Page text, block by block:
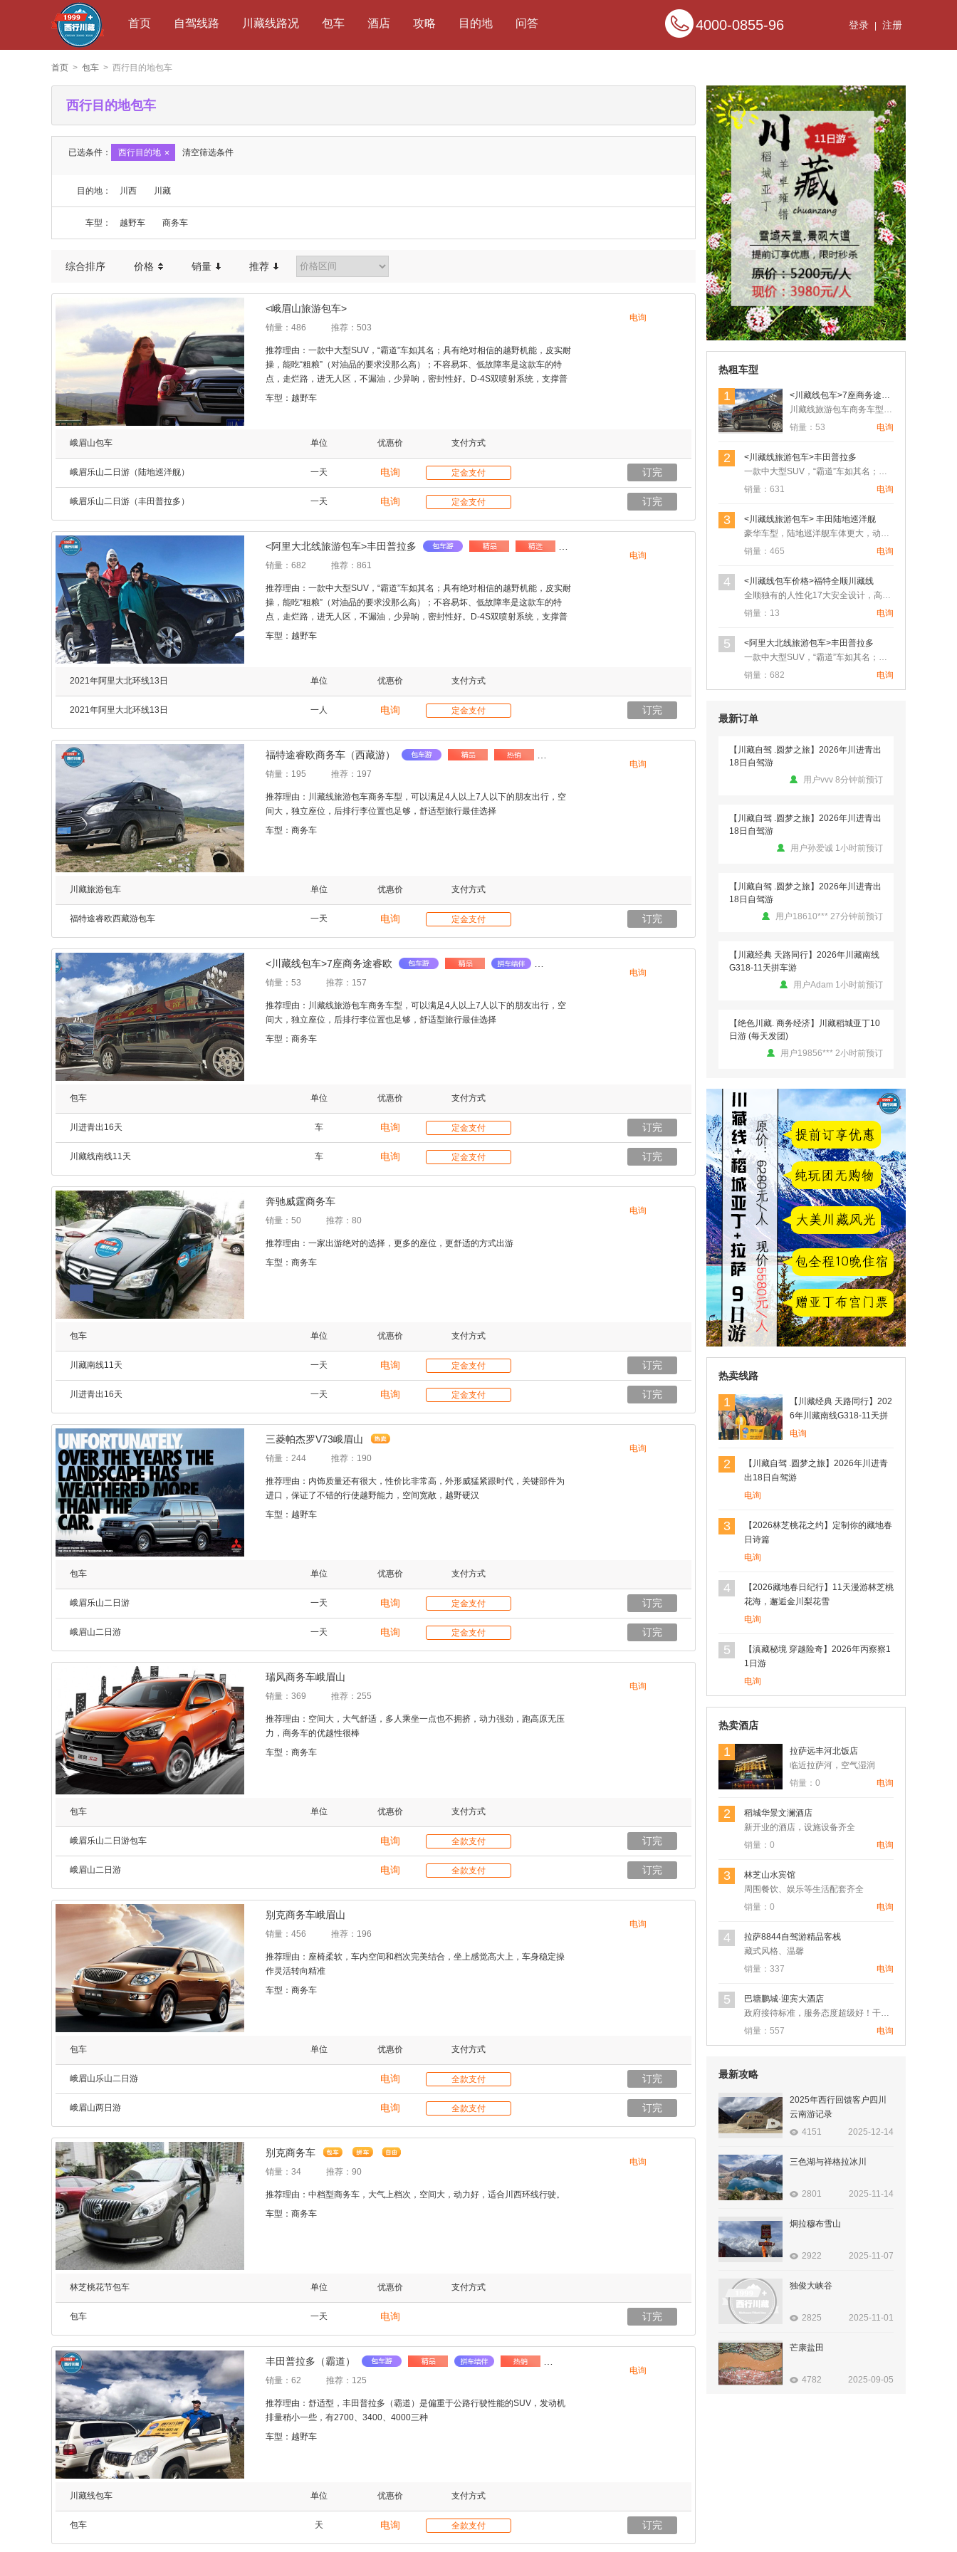
首页 自驾线路 川藏线路况 包车 酒店 攻略 目的地 问答 4000-0855-96 登录 注册
首页 > 包车 > 西行目的地包车
西行目的地包车
已选条件： 西行目的地 清空筛选条件
目的地： 川西 川藏
车型： 越野车 商务车
综合排序 价格 销量 推荐
<峨眉山旅游包车>
销量：486 推荐：503
推荐理由：一款中大型SUV，“霸道”车如其名；具有绝对相信的越野机能，皮实耐
操，能吃“粗粮”（对油品的要求没那么高）；不容易坏、低故障率是这款车的特
点，走烂路，进无人区，不漏油，少异响，密封性好。D-4S双喷射系统，支撑普
拉多踏平各种艰险路况的全时四驱；外观霸气，在川藏线上驾驶如履平地；轴距
车型：越野车
电询
峨眉山包车 单位 优惠价 支付方式
峨眉乐山二日游（陆地巡洋舰） 一天 电询 定金支付 订完
峨眉乐山二日游（丰田普拉多） 一天 电询 定金支付 订完
<阿里大北线旅游包车>丰田普拉多
销量：682 推荐：861
推荐理由：一款中大型SUV，“霸道”车如其名；具有绝对相信的越野机能，皮实耐
操，能吃“粗粮”（对油品的要求没那么高）；不容易坏、低故障率是这款车的特
点，走烂路，进无人区，不漏油，少异响，密封性好。D-4S双喷射系统，支撑普
拉多踏平各种艰险路况的全时四驱；外观霸气，在川藏线上驾驶如履平地；轴距
车型：越野车
电询
2021年阿里大北环线13日 单位 优惠价 支付方式
2021年阿里大北环线13日 一人 电询 定金支付 订完
福特途睿欧商务车（西藏游）
销量：195 推荐：197
推荐理由：川藏线旅游包车商务车型，可以满足4人以上7人以下的朋友出行，空
间大，独立座位，后排行李位置也足够，舒适型旅行最佳选择
车型：商务车
电询
川藏旅游包车 单位 优惠价 支付方式
福特途睿欧西藏游包车 一天 电询 定金支付 订完
<川藏线包车>7座商务途睿欧
销量：53 推荐：157
推荐理由：川藏线旅游包车商务车型，可以满足4人以上7人以下的朋友出行，空
间大，独立座位，后排行李位置也足够，舒适型旅行最佳选择
车型：商务车
电询
包车 单位 优惠价 支付方式
川进青出16天 车 电询 定金支付 订完
川藏线南线11天 车 电询 定金支付 订完
奔驰威霆商务车
销量：50 推荐：80
推荐理由：一家出游绝对的选择，更多的座位，更舒适的方式出游
车型：商务车
电询
包车 单位 优惠价 支付方式
川藏南线11天 一天 电询 定金支付 订完
川进青出16天 一天 电询 定金支付 订完
三菱帕杰罗V73峨眉山
销量：244 推荐：190
推荐理由：内饰质量还有很大，性价比非常高，外形威猛紧跟时代，关键部件为
进口，保证了不错的行使越野能力，空间宽敞，越野硬汉
车型：越野车
电询
包车 单位 优惠价 支付方式
峨眉乐山二日游 一天 电询 定金支付 订完
峨眉山二日游 一天 电询 定金支付 订完
瑞风商务车峨眉山
销量：369 推荐：255
推荐理由：空间大，大气舒适，多人乘坐一点也不拥挤，动力强劲，跑高原无压
力，商务车的优越性很棒
车型：商务车
电询
包车 单位 优惠价 支付方式
峨眉乐山二日游包车 电询 全款支付 订完
峨眉山二日游 电询 全款支付 订完
别克商务车峨眉山
销量：456 推荐：196
推荐理由：座椅柔软，车内空间和档次完美结合，坐上感觉高大上，车身稳定操
作灵活转向精准
车型：商务车
电询
包车 单位 优惠价 支付方式
峨眉山乐山二日游 电询 全款支付 订完
峨眉山两日游 电询 全款支付 订完
别克商务车
销量：34 推荐：90
推荐理由：中档型商务车，大气上档次，空间大，动力好，适合川西环线行驶。
车型：商务车
电询
林芝桃花节包车 单位 优惠价 支付方式
包车 一天 电询 订完
丰田普拉多（霸道）
销量：62 推荐：125
推荐理由：舒适型，丰田普拉多（霸道）是偏重于公路行驶性能的SUV，发动机
排量稍小一些，有2700、3400、4000三种
车型：越野车
电询
川藏线包车 单位 优惠价 支付方式
包车 天 电询 全款支付 订完
热租车型
1
<川藏线包车>7座商务途睿欧
川藏线旅游包车商务车型，可以满足4人以上7人以下的朋友出行，…
销量：53
电询
2
<川藏线旅游包车>丰田普拉多
一款中大型SUV，“霸道”车如其名；具有绝对相信的越野机能，…
销量：631
电询
3
<川藏线旅游包车> 丰田陆地巡洋舰
豪华车型，陆地巡洋舰车体更大，动力更大，发动机分4500L6…
销量：465
电询
4
<川藏线包车价格>福特全顺川藏线
全顺独有的人性化17大安全设计，高品质、大空间的灵活组合和上…
销量：13
电询
5
<阿里大北线旅游包车>丰田普拉多
一款中大型SUV，“霸道”车如其名；具有绝对相信的越野机能，…
销量：682
电询
最新订单
G318-11天拼车游
用户Adam 1小时前预订
日游 (每天发团)
用户19856*** 2小时前预订
【川藏经典 天路同行】2026年川藏南线
G318-11天拼车游
用户ww 1小时前预订
18日自驾游
G318-11天拼车游
日游 (每天发团)
G318-11天拼车游
【川藏自驾 .圆梦之旅】2026年川进青出
18日自驾游
用户vvv 8分钟前预订
【川藏自驾 .圆梦之旅】2026年川进青出
18日自驾游
用户孙爱诚 1小时前预订
【川藏自驾 .圆梦之旅】2026年川进青出
18日自驾游
用户18610*** 27分钟前预订
热卖线路
1
【川藏经典 天路同行】202
6年川藏南线G318-11天拼
车游
电询
2
【川藏自驾 .圆梦之旅】2026年川进青
出18日自驾游
电询
3
【2026林芝桃花之约】定制你的藏地春
日诗篇
电询
4
【2026藏地春日纪行】11天漫游林芝桃
花海，邂逅金川梨花雪
电询
5
【滇藏秘境 穿越险奇】2026年丙察察1
1日游
电询
热卖酒店
1
拉萨远丰河北饭店
临近拉萨河，空气湿润
销量：0
电询
2
稻城华景文澜酒店
新开业的酒店，设施设备齐全
销量：0
电询
3
林芝山水宾馆
周围餐饮、娱乐等生活配套齐全
销量：0
电询
4
拉萨8844自驾游精品客栈
藏式风格、温馨
销量：337
电询
5
巴塘鹏城·迎宾大酒店
政府接待标准，服务态度超级好！干净卫生！在大城市也很难遇到这…
销量：557
电询
最新攻略
2025年西行回馈客户四川
云南游记录
4151
2025-12-14
三色湖与祥格拉冰川
2801 2025-11-14
炯拉穆布雪山
2922 2025-11-07
独俊大峡谷
2825 2025-11-01
芒康盐田
4782 2025-09-05